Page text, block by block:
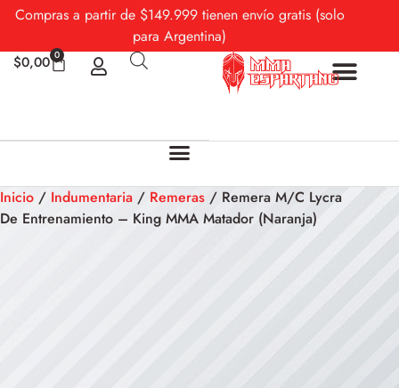
Compras a partir de $149.999 tienen envío gratis (solo
para Argentina)
$0,00 0
Inicio / Indumentaria / Remeras / Remera M/C Lycra
De Entrenamiento – King MMA Matador (Naranja)